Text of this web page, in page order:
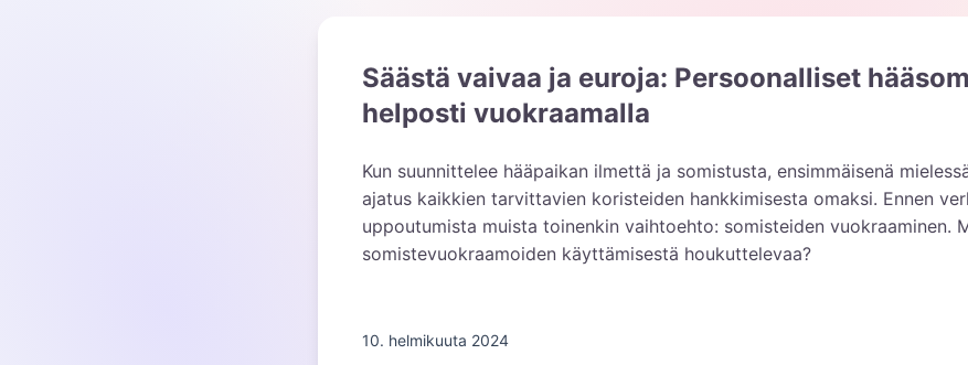
Säästä vaivaa ja euroja: Persoonalliset
helposti vuokraamalla
Kun suunnittelee hääpaikan ilmettä ja somistusta, ensimmäisenä
ajatus kaikkien tarvittavien koristeiden hankkimisesta omaksi. Ennen
uppoutumista muista toinenkin vaihtoehto: somisteiden vuokraaminen.
somistevuokraamoiden käyttämisestä houkuttelevaa?
10. helmikuuta 2024